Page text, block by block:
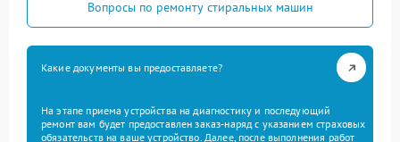
Вопросы по ремонту стиральных машин
Какие документы вы предоставляете?
На этапе приема устройства на диагностику и последующий
ремонт вам будет предоставлен заказ-наряд с указанием страховых
обязательств на ваше устройство. Далее, после выполнения работ